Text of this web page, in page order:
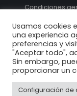
Condiciones
Política de
Política de
© 2022. Chivite 1947.
Usamos cookies
una experiencia
preferencias y
"Aceptar todo",
Sin embargo,
proporcionar un
Configuración de